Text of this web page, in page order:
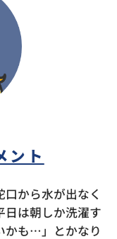
ント
から水が出なく
日は朝しか洗濯す
かも…」とかなり